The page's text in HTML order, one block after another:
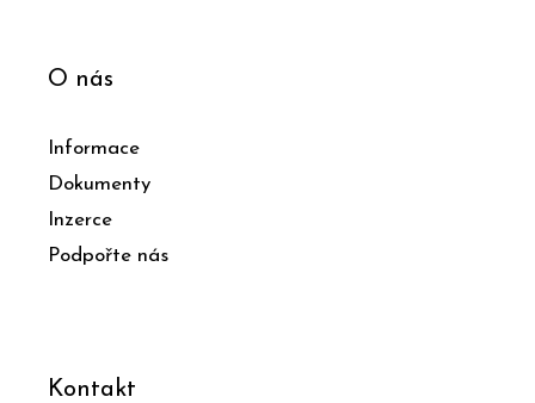
O nás
Informace
Dokumenty
Inzerce
Podpořte nás
Kontakt